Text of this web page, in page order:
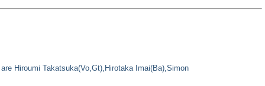
Hiroumi Takatsuka(Vo,Gt),Hirotaka Imai(Ba),Simon